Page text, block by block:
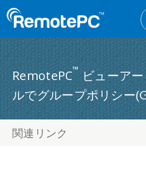
RemotePC™ ビューア
ルでグループポリシー
関連リンク